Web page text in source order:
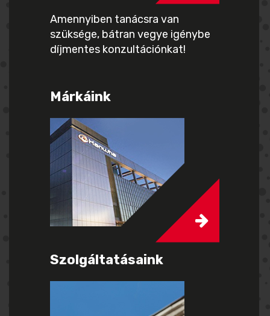
Amennyiben tanácsra van
szüksége, bátran vegye igénybe
díjmentes konzultációnkat!
Márkáink
Szolgáltatásaink